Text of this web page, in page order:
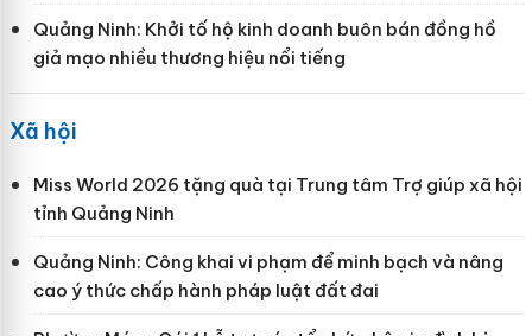
Quảng Ninh: Khởi tố hộ kinh doanh buôn bán đồng hồ
giả mạo nhiều thương hiệu nổi tiếng
Xã hội
Miss World 2026 tặng quà tại Trung tâm Trợ giúp xã hội
tỉnh Quảng Ninh
Quảng Ninh: Công khai vi phạm để minh bạch và nâng
cao ý thức chấp hành pháp luật đất đai